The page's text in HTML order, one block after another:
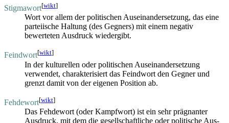
Stigmawort[wikt]
Wort vor allem der politischen Aus­einander­setzung, das eine
parteiische Haltung (des Gegners) mit einem negativ
bewerteten Ausdruck wiedergibt.
Feindwort[wikt]
In der kulturellen oder politischen Aus­einander­setzung
verwendet, charakterisiert das Feindwort den Gegner und
grenzt damit von der eigenen Position ab.
Fehdewort[wikt]
Das Fehdewort (oder Kampfwort) ist ein sehr prägnanter
Ausdruck, mit dem die gesellschaftliche oder politische Aus­